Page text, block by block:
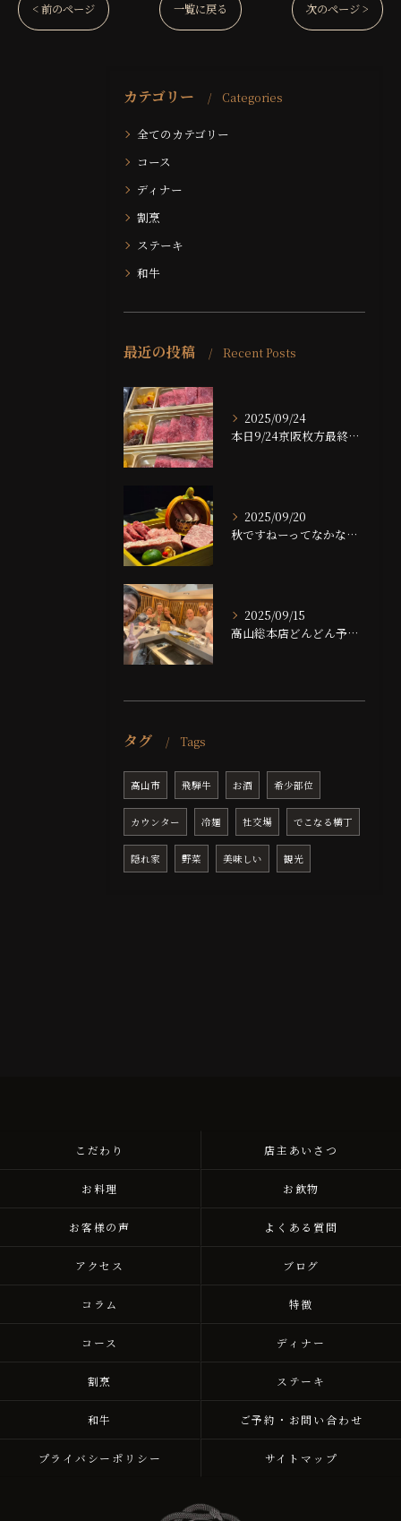
< 前のページ 一覧に戻る 次のページ >
カテゴリー Categories
全てのカテゴリー
コース
ディナー
割烹
ステーキ
和牛
最近の投稿 Recent Posts
2025/09/24
本日9/24京阪枚方最終日です！！
2025/09/20
秋ですねーってなかなかならない大阪ですが、夜は大分涼しくなっ...
2025/09/15
高山総本店どんどん予約埋まっております！！
タグ Tags
高山市 飛騨牛 お酒 希少部位
カウンター 冷麺 社交場 でこなる横丁
隠れ家 野菜 美味しい 観光
こだわり 店主あいさつ
お料理 お飲物
お客様の声 よくある質問
アクセス ブログ
コラム 特徴
コース ディナー
割烹 ステーキ
和牛 ご予約・お問い合わせ
プライバシーポリシー サイトマップ